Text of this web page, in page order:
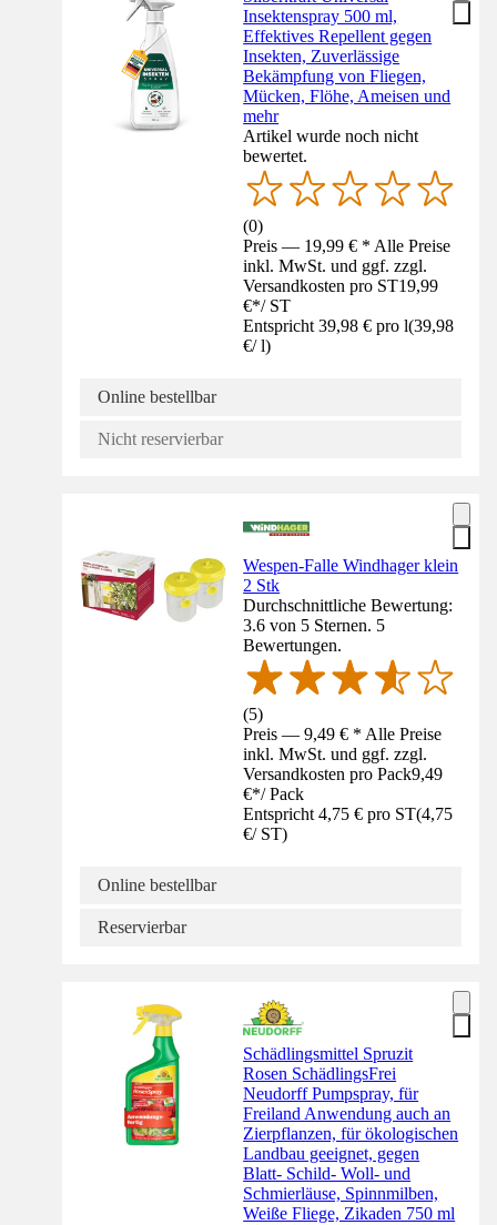
Insektenspray 500 ml,
Effektives Repellent gegen
Insekten, Zuverlässige
Bekämpfung von Fliegen,
Mücken, Flöhe, Ameisen und
mehr
Artikel wurde noch nicht
bewertet.
(0)
Preis — 19,99 € * Alle Preise
inkl. MwSt. und ggf. zzgl.
Versandkosten pro ST19,99
€*/ ST
Entspricht 39,98 € pro l(39,98
€/ l)
Online bestellbar
Nicht reservierbar
Wespen-Falle Windhager klein
2 Stk
Durchschnittliche Bewertung:
3.6 von 5 Sternen. 5
Bewertungen.
(5)
Preis — 9,49 € * Alle Preise
inkl. MwSt. und ggf. zzgl.
Versandkosten pro Pack9,49
€*/ Pack
Entspricht 4,75 € pro ST(4,75
€/ ST)
Online bestellbar
Reservierbar
Schädlingsmittel Spruzit
Rosen SchädlingsFrei
Neudorff Pumpspray, für
Freiland Anwendung auch an
Zierpflanzen, für ökologischen
Landbau geeignet, gegen
Blatt- Schild- Woll- und
Schmierläuse, Spinnmilben,
Weiße Fliege, Zikaden 750 ml